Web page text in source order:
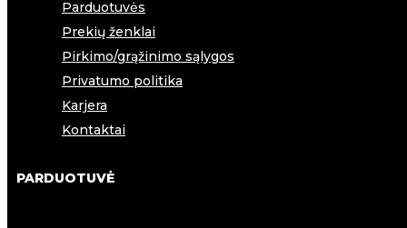
Parduotuvės
Prekių ženklai
Pirkimo/grąžinimo sąlygos
Privatumo politika
Karjera
Kontaktai
PARDUOTUVĖ